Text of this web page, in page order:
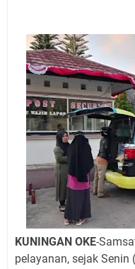
Uniku
Info
Agenda
2026
Ini
Agustus
KUNINGAN OKE-
pelayanan, sejak